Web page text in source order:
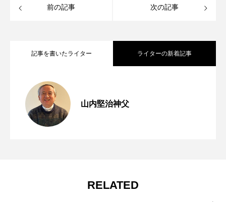
前の記事 次の記事
記事を書いたライター ライターの新着記事
山内堅治神父
2026.08.07
2026.08.06
RELATED